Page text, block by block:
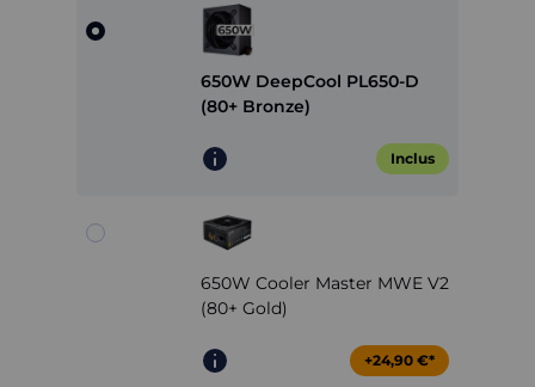
650W DeepCool PL650-D
(80+ Bronze)
Inclus
650W Cooler Master MWE V2
(80+ Gold)
+24,90 €*